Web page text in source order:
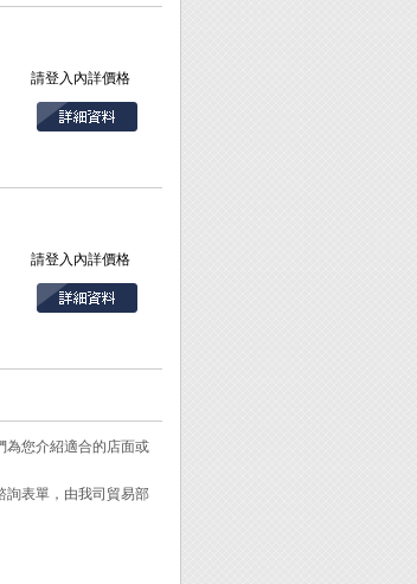
請登入內詳價格
請登入內詳價格
為您介紹適合的店面或
詢表單，由我司貿易部